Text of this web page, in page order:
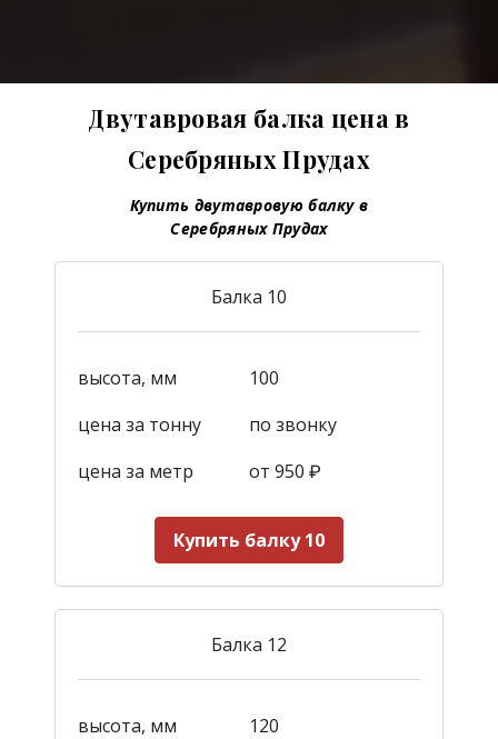
Двутавровая балка цена в
Серебряных Прудах
Купить двутавровую балку в
Серебряных Прудах
Балка 10
высота, мм
100
цена за тонну
по звонку
цена за метр
от 950 ₽
Купить балку 10
Балка 12
высота, мм
120